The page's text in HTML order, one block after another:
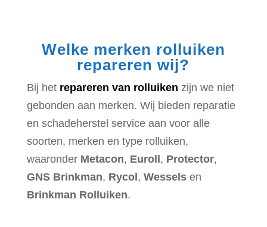
Welke merken rolluiken
repareren wij?
Bij het repareren van rolluiken zijn we niet
gebonden aan merken. Wij bieden reparatie
en schadeherstel service aan voor alle
soorten, merken en type rolluiken,
waaronder Metacon, Euroll, Protector,
GNS Brinkman, Rycol, Wesselsen
Brinkman Rolluiken.